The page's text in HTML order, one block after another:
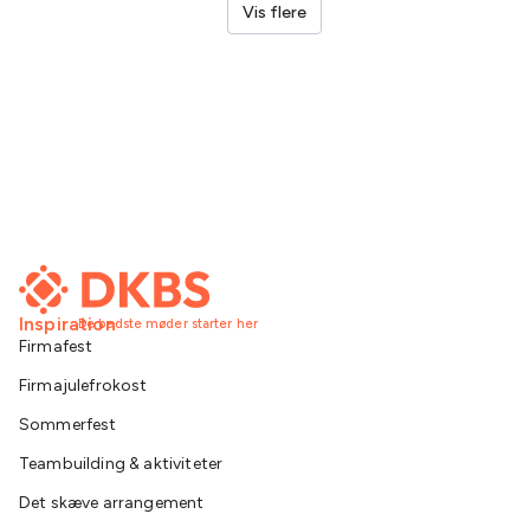
Vis flere
De bedste møder starter her
Inspiration
Firmafest
Firmajulefrokost
Sommerfest
Teambuilding & aktiviteter
Det skæve arrangement